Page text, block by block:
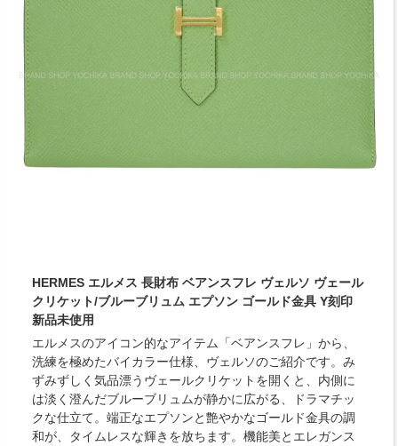
HERMES エルメス 長財布 ベアンスフレ ヴェルソ ヴェール
クリケット/ブルーブリュム エプソン ゴールド金具 Y刻印
新品未使用
エルメスのアイコン的なアイテム「ベアンスフレ」から、
洗練を極めたバイカラー仕様、ヴェルソのご紹介です。み
ずみずしく気品漂うヴェールクリケットを開くと、内側に
は淡く澄んだブルーブリュムが静かに広がる、ドラマチッ
クな仕立て。端正なエプソンと艶やかなゴールド金具の調
和が、タイムレスな輝きを放ちます。機能美とエレガンス